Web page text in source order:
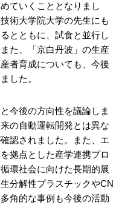
ていくこととなりまし
術大学院大学の先生にも
とともに、試食と並行し
た、「京白丹波」の生産
者育成についても、今後
した。
今後の方向性を議論しま
の自動運転開発とは異な
認されました。また、エ
拠点とした産学連携プロ
環社会に向けた長期的展
分解性プラスチックやCN
角的な事例も今後の活動